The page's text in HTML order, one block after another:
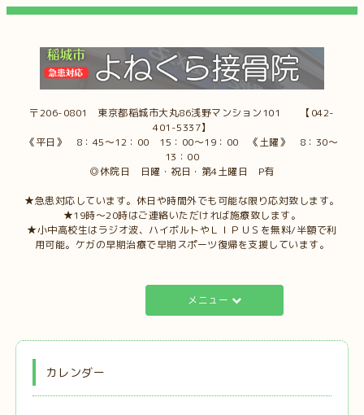
〒206-0801 東京都稲城市大丸86浅野マンション101 【042-
401-5337】
《平日》 8：45～12：00 15：00～19：00 《土曜》 8：30～
13：00
◎休院日 日曜・祝日・第4土曜日 P有
★急患対応しています。休日や時間外でも可能な限り応対致します。
★19時～20時はご連絡いただければ施療致します。
★小中高校生はラジオ波、ハイボルトやＬＩＰＵＳを無料/半額で利
用可能。ケガの早期治療で早期スポーツ復帰を支援しています。
メニュー
カレンダー